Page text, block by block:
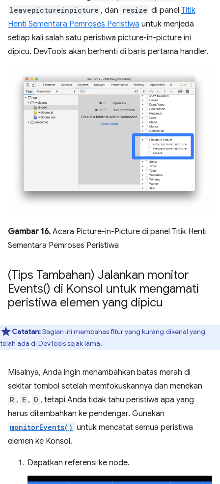
leavepictureinpicture , dan resize di panel Titik
Henti Sementara Pemroses Peristiwa untuk menjeda
setiap kali salah satu peristiwa picture-in-picture ini
dipicu. DevTools akan berhenti di baris pertama handler.
Gambar 16. Acara Picture-in-Picture di panel Titik Henti
Sementara Pemroses Peristiwa
(Tips Tambahan) Jalankan monitor
Events() di Konsol untuk mengamati
peristiwa elemen yang dipicu
Catatan:Bagian ini membahas fitur yang kurang dikenal yang
telah ada di DevTools sejak lama.
Misalnya, Anda ingin menambahkan batas merah di
sekitar tombol setelah memfokuskannya dan menekan
R , E , D , tetapi Anda tidak tahu peristiwa apa yang
harus ditambahkan ke pendengar. Gunakan
monitorEvents() untuk mencatat semua peristiwa
elemen ke Konsol.
Dapatkan referensi ke node.